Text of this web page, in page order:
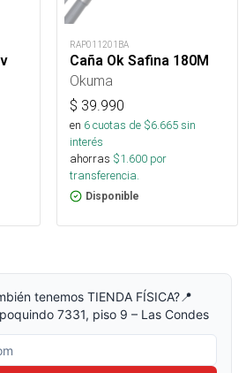
RAP011201BA
Caña Ok Safina 180M
Okuma
$ 39.990
en 6cuotas de $6.665sin
interés
ahorras $1.600 por
transferencia.
Disponible
tenemos TIENDA FÍSICA?📍
7331, piso 9 – Las Condes